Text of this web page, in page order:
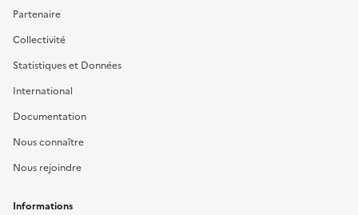
Partenaire
Collectivité
Statistiques et Données
International
Documentation
Nous connaître
Nous rejoindre
Informations